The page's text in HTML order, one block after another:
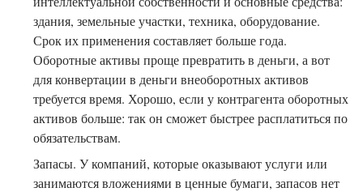
здания, земельные участки, техника, оборудование.
Срок их применения составляет больше года.
Оборотные активы проще превратить в деньги, а вот
для конвертации в деньги внеоборотных активов
требуется время. Хорошо, если у контрагента оборотных
активов больше: так он сможет быстрее расплатиться по
обязательствам.
Запасы. У компаний, которые оказывают услуги или
занимаются вложениями в ценные бумаги, запасов нет